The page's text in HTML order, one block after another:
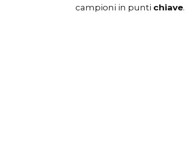
campioni in punti chiave.